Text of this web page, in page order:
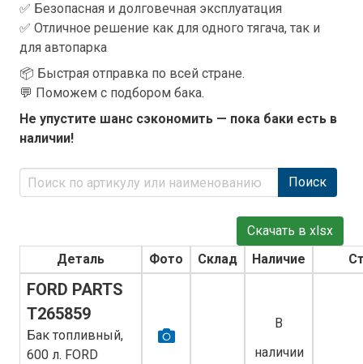
✅ Безопасная и долговечная эксплуатация
✅ Отличное решение как для одного тягача, так и
для автопарка
📦 Быстрая отправка по всей стране.
💬 Поможем с подбором бака.
Не упустите шанс сэкономить — пока баки есть в
наличии!
Поиск
Скачать в xlsx
Деталь
Фото Склад Наличие
FORD PARTS
T265859
Бак топливный,
600 л. FORD
В
наличии